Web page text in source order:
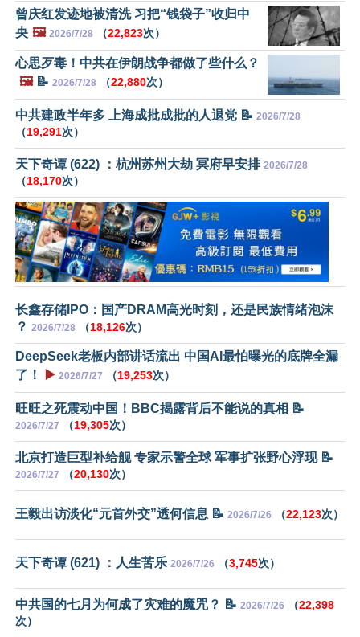
曾庆红发迹地被清洗 习把“钱袋子”收归中
央 🖼️ 2026/7/28 （22,823次）
心思歹毒！中共在伊朗战争都做了些什么？
🖼️📝 2026/7/28 （22,880次）
中共建政半年多 上海成批成批的人退党 📝 2026/7/28
（19,291次）
天下奇谭 (622) ：杭州苏州大劫 冥府早安排 2026/7/28
（18,170次）
长鑫存储IPO：国产DRAM高光时刻，还是民族情绪泡沫
？ 2026/7/28 （18,126次）
DeepSeek老板内部讲话流出 中国AI最怕曝光的底牌全漏
了！
▶️ 2026/7/27 （19,253次）
旺旺之死震动中国！BBC揭露背后不能说的真相 📝
2026/7/27 （19,305次）
北京打造巨型补给舰 专家示警全球 军事扩张野心浮现 📝
2026/7/27 （20,130次）
王毅出访淡化“元首外交”透何信息 📝 2026/7/26 （22,123次）
天下奇谭 (621) ：人生苦乐 2026/7/26 （3,745次）
中共国的七月为何成了灾难的魔咒？ 📝 2026/7/26 （22,398
次）